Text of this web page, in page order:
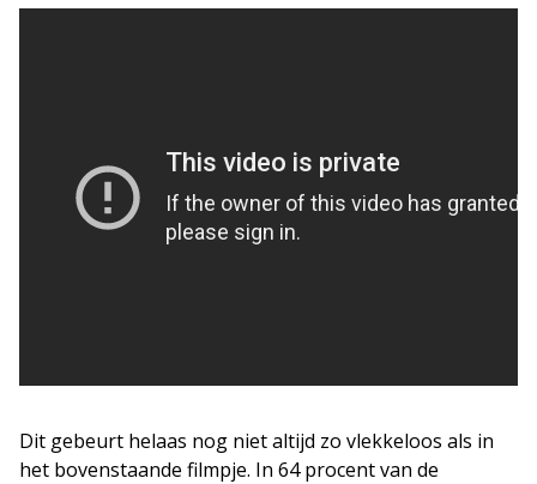
Dit gebeurt helaas nog niet altijd zo vlekkeloos als in
het bovenstaande filmpje. In 64 procent van de